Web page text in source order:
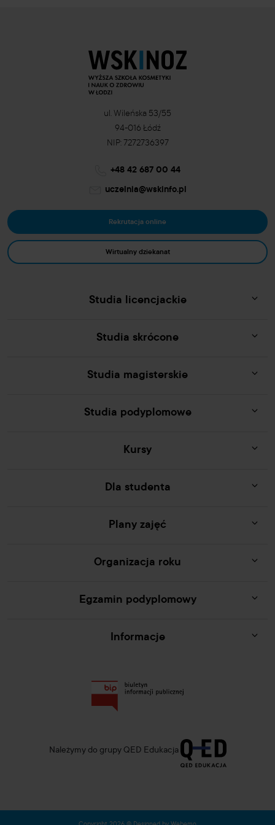
ul. Wileńska 53/55
94-016 Łódź
NIP: 7272736397
+48 42 687 00 44
uczelnia@wskinfo.pl
Rekrutacja online
Wirtualny dziekanat
Studia licencjackie
Studia skrócone
Studia magisterskie
Studia podyplomowe
Kursy
Dla studenta
Plany zajęć
Organizacja roku
Egzamin podyplomowy
Informacje
Należymy do grupy QED Edukacja